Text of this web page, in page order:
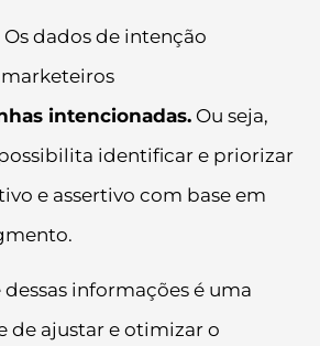
dados de intenção
intencionadas. Ou seja,
identificar e priorizar
e assertivo com base em
dessas informações é uma
de ajustar e otimizar o